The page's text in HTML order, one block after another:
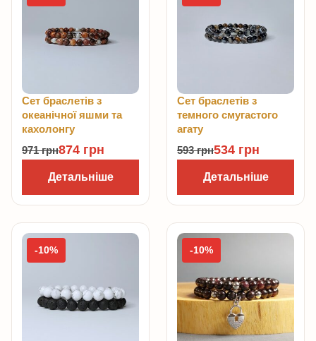
Сет браслетів з
океанічної яшми та
кахолонгу
971грн874 грн
Детальніше
Сет браслетів з
темного смугастого
агату
593грн534 грн
Детальніше
-10% -10%